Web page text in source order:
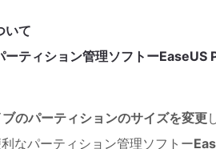
いて
ーティション管理ソフトー
のパーティションのサイズを変更
なパーティション管理ソフトー